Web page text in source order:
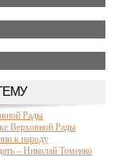
Рады
Верховной Рады
к народу
– Николай Томенко